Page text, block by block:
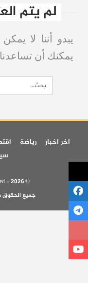
لم يتم
يبدو أننا لا
يمكنك أن
اخر اخبار رياضة
© 2026 - Dama Post. All Rights Reserved.
جميع الحقوق